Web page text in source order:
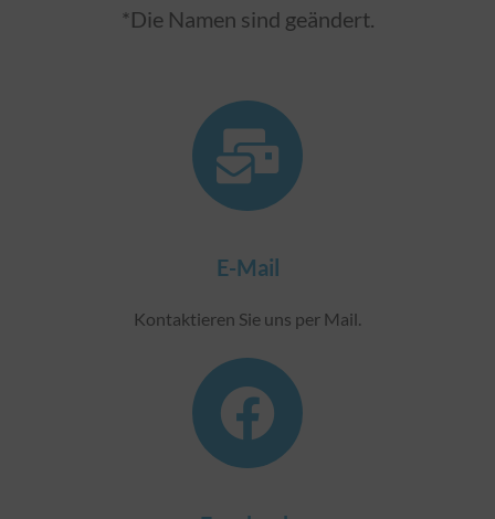
*Die Namen sind geändert.
E-Mail
Kontaktieren Sie uns per Mail.